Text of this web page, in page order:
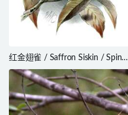
红金翅雀 / Saffron Siskin / Spinus
siemiradzkii